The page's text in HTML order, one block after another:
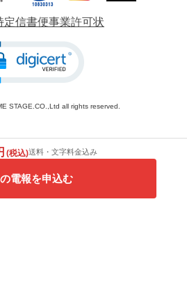
定信書便事業許可状
STAGE.CO.,Ltd all rights reserved.
(税込)送料・文字料金込み
電報を申込む